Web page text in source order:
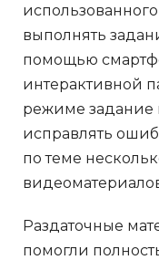
выполнять
помощью
интерактивной
режиме задание
исправлять
по теме
Раздаточные
помогли